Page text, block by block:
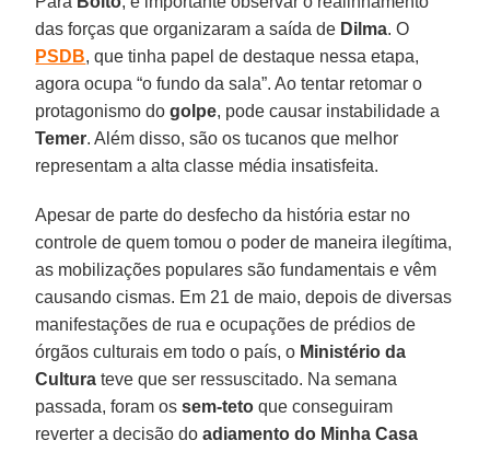
das forças que organizaram a saída de Dilma. O
PSDB, que tinha papel de destaque nessa etapa,
agora ocupa “o fundo da sala”. Ao tentar retomar o
protagonismo dogolpe, pode causar instabilidade a
Temer. Além disso, são os tucanos que melhor
representam a alta classe média insatisfeita.
Apesar de parte do desfecho da história estar no
controle de quem tomou o poder de maneira ilegítima,
as mobilizações populares são fundamentais e vêm
causando cismas. Em 21 de maio, depois de diversas
manifestações de rua e ocupações de prédios de
órgãos culturais em todo o país, o Ministério da
Cultura teve que ser ressuscitado. Na semana
passada, foram os sem-teto que conseguiram
reverter a decisão doadiamento do Minha Casa